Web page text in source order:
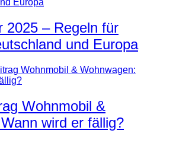
2025 – Regeln für
und Europa
Wohnmobil &
wird er fällig?